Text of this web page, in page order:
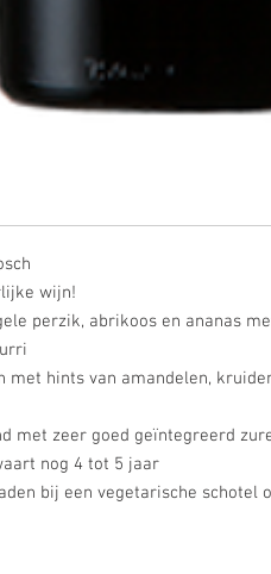
wijn!
perzik, abrikoos en ananas
met hints van amandelen,
met zeer goed geïntegreerd
nog 4 tot 5 jaar
bij een vegetarische schotel